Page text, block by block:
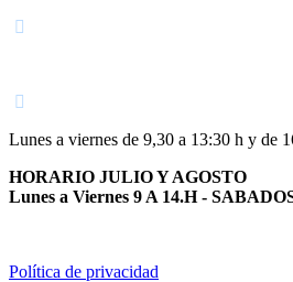
Lunes a viernes de 9,30 a 13:30 h y de
HORARIO JULIO Y AGOSTO
Lunes a Viernes 9 A 14.H -
Política de privacidad